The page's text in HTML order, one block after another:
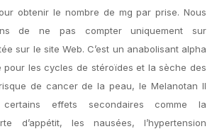
obtenir le nombre de mg par prise. Nous
de ne pas compter uniquement sur
sur le site Web. C’est un anabolisant alpha
pour les cycles de stéroïdes et la sèche des
de cancer de la peau, le Melanotan II
effets secondaires comme la
d’appétit, les nausées, l’hypertension